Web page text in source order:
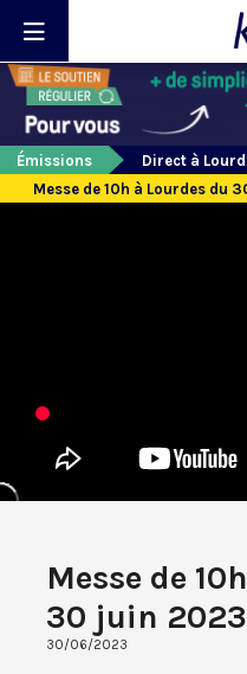
Émissions
Direct à
Messe de 10h à Lourdes du
Messe de
30 juin 2023
30/06/2023